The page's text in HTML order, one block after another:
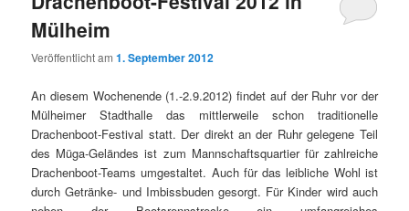
Mülheim
Veröffentlicht am1. September 2012
An diesem Wochenende (1.-2.9.2012) findet auf der Ruhr vor der
Mülheimer Stadthalle das mittlerweile schon traditionelle
Drachenboot-Festival statt. Der direkt an der Ruhr gelegene Teil
des Müga-Geländes ist zum Mannschaftsquartier für zahlreiche
Drachenboot-Teams umgestaltet. Auch für das leibliche Wohl ist
durch Getränke- und Imbissbuden gesorgt. Für Kinder wird auch